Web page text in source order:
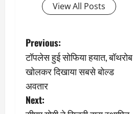
View All Posts
P
o
s
Previous:
टॉपलेस हुई सोफिया हयात, बॉथरोब
खोलकर दिखाया सबसे बोल्ड
अवतार
Next: